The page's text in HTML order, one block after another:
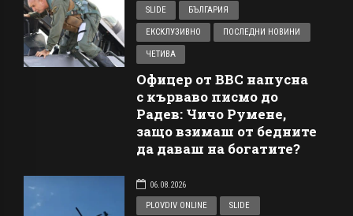
SLIDE
БЪЛГАРИЯ
ЕКСКЛУЗИВНО ПОСЛЕДНИ НОВИНИ
ЧЕТИВА
Офицер от ВВС напусна
с кърваво писмо до
Радев: Чичо Румене,
защо взимаш от бедните
да даваш на богатите?
06.08.2026
PLOVDIV ONLINE
SLIDE